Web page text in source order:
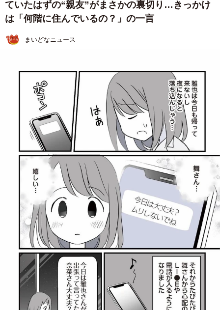
ていたはずの“親友”がまさかの裏切り…きっかけ
は「何階に住んでいるの？」の一言
まいどなニュース